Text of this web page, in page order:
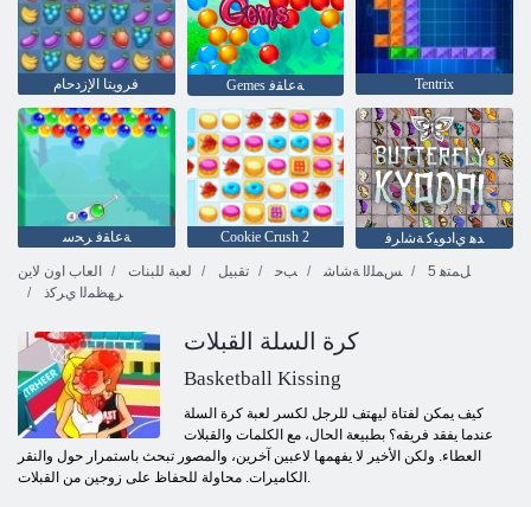
فرويتا الإزدحام Gemes ﺔﻋﺎﻘﻓ Tentrix
ﺔﻋﺎﻘﻓ ﺮﺤﺳ Cookie Crush 2
ﺪﻫ ﻱﺍﺩﻮﻴﻛ ﺔﺷﺍﺮﻓ
العاب اون لاين
لعبة للبنات تقبيل ﺐﺣ ﺲﻤﻠﻟﺍ ﺔﺷﺎﺷ
5 ﻞﻤﺘﻫ
ﺮﻬﻈﻤﻟﺍ ﻱﺮﻛﺫ
كرة السلة القبلات
Basketball Kissing
كيف يمكن لفتاة ليهتف للرجل لكسر لعبة كرة السلة
عندما يفقد فريقه؟ بطبيعة الحال، مع الكلمات والقبلات
العطاء. ولكن الأخير لا يفهمها لاعبين آخرين، والمصور تبحث باستمرار حول والنقر
الكاميرات. محاولة للحفاظ على زوجين من القبلات.